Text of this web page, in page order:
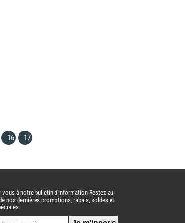
16
17
vous à notre bulletin d'information Restez au
nos dernières promotions, rabais, soldes et